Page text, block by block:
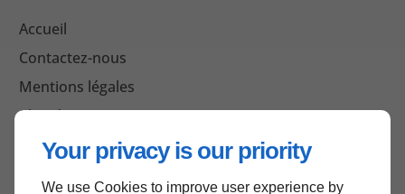
Your privacy is our priority
We use Cookies to improve user experience by
Accueil
Contactez-nous
Mentions légales
Plan du site